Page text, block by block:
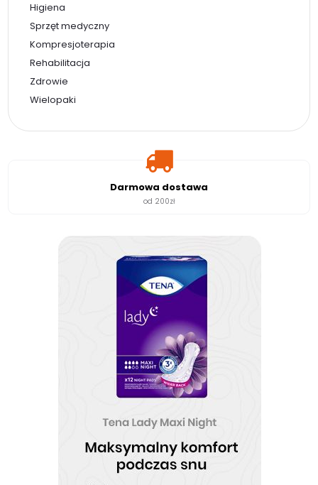
Higiena
Sprzęt medyczny
Kompresjoterapia
Rehabilitacja
Zdrowie
Wielopaki
Darmowa dostawa
od 200zł